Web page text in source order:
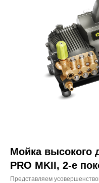
Мойка высокого
PRO MKII, 2-е
Представляем